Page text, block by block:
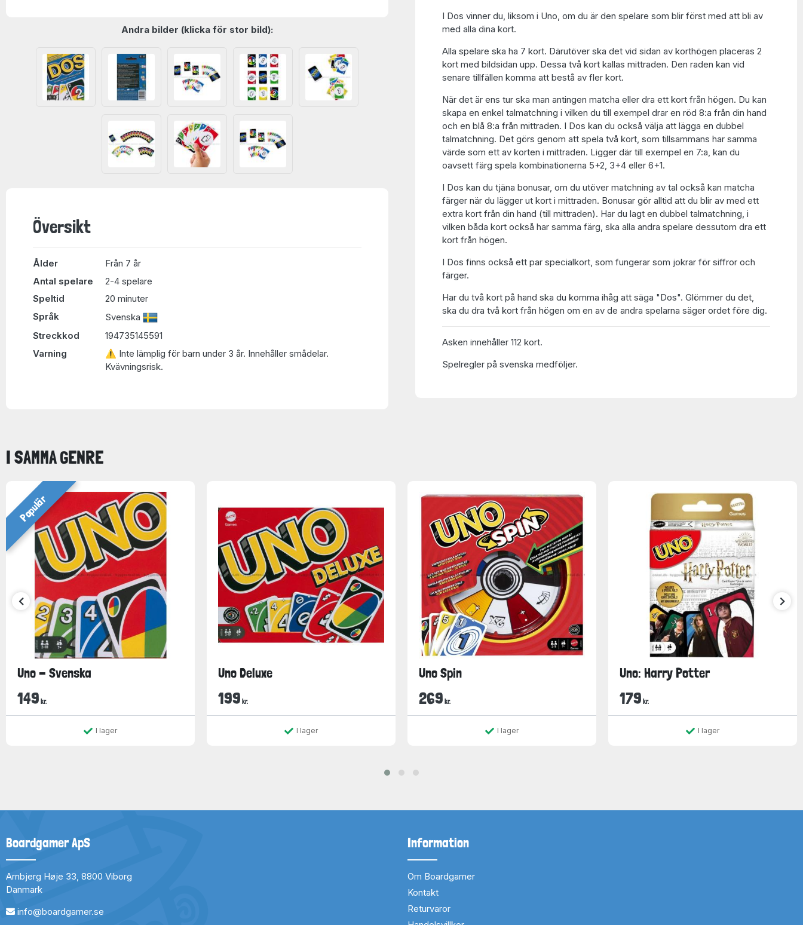
Andra bilder (klicka för stor bild):
Översikt
Ålder
Från 7 år
Antal spelare
2-4 spelare
Speltid
20 minuter
Språk
Svenska
Streckkod
194735145591
Varning
⚠ Inte lämplig för barn under 3 år. Innehåller smådelar.
Kvävningsrisk.
I Dos vinner du, liksom i Uno, om du är den spelare som blir först med att bli av
med alla dina kort.
Alla spelare ska ha 7 kort. Därutöver ska det vid sidan av korthögen placeras 2
kort med bildsidan upp. Dessa två kort kallas mittraden. Den raden kan vid
senare tillfällen komma att bestå av fler kort.
När det är ens tur ska man antingen matcha eller dra ett kort från högen. Du kan
skapa en enkel talmatchning i vilken du till exempel drar en röd 8:a från din hand
och en blå 8:a från mittraden. I Dos kan du också välja att lägga en dubbel
talmatchning. Det görs genom att spela två kort, som tillsammans har samma
värde som ett av korten i mittraden. Ligger där till exempel en 7:a, kan du
oavsett färg spela kombinationerna 5+2, 3+4 eller 6+1.
I Dos kan du tjäna bonusar, om du utöver matchning av tal också kan matcha
färger när du lägger ut kort i mittraden. Bonusar gör alltid att du blir av med ett
extra kort från din hand (till mittraden). Har du lagt en dubbel talmatchning, i
vilken båda kort också har samma färg, ska alla andra spelare dessutom dra ett
kort från högen.
I Dos finns också ett par specialkort, som fungerar som jokrar för siffror och
färger.
Har du två kort på hand ska du komma ihåg att säga "Dos". Glömmer du det,
ska du dra två kort från högen om en av de andra spelarna säger ordet före dig.
Asken innehåller 112 kort.
Spelregler på svenska medföljer.
I SAMMA GENRE
Populär
Uno - Svenska
149 kr.
I lager
Uno Deluxe
199 kr.
I lager
Uno Spin
269 kr.
I lager
Uno: Harry Potter
179 kr.
I lager
Boardgamer ApS
Arnbjerg Høje 33, 8800 Viborg
Danmark
info@boardgamer.se
Information
Om Boardgamer
Kontakt
Returvaror